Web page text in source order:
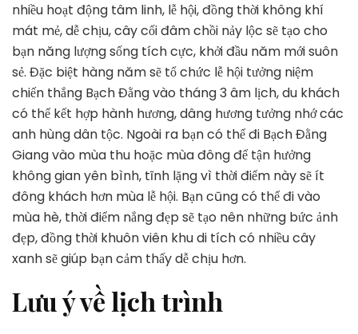
nhiều hoạt động tâm linh, lễ hội, đồng thời không khí
mát mẻ, dễ chịu, cây cối đâm chồi nảy lộc sẽ tạo cho
bạn năng lượng sống tích cực, khởi đầu năm mới suôn
sẻ. Đặc biệt hàng năm sẽ tổ chức lễ hội tưởng niệm
chiến thắng Bạch Đằng vào tháng 3 âm lịch, du khách
có thể kết hợp hành hương, dâng hương tưởng nhớ các
anh hùng dân tộc. Ngoài ra bạn có thể đi Bạch Đằng
Giang vào mùa thu hoặc mùa đông để tận hưởng
không gian yên bình, tĩnh lặng vì thời điểm này sẽ ít
đông khách hơn mùa lễ hội. Bạn cũng có thể đi vào
mùa hè, thời điểm nắng đẹp sẽ tạo nên những bức ảnh
đẹp, đồng thời khuôn viên khu di tích có nhiều cây
xanh sẽ giúp bạn cảm thấy dễ chịu hơn.
Lưu ý về lịch trình